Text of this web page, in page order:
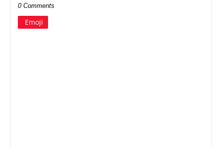
0 Comments
Emoji